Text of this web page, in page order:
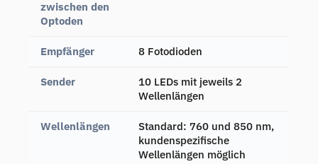
zwischen den
Optoden
Empfänger 8 Fotodioden
Sender
10 LEDs mit jeweils 2
Wellenlängen
Wellenlängen
Standard: 760 und 850 nm,
kundenspezifische
Wellenlängen möglich